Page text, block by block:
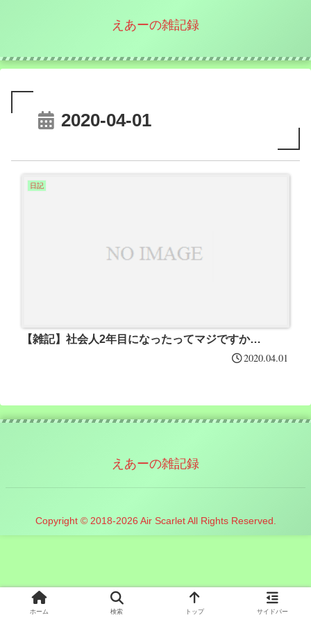
えあーの雑記録
2020-04-01
日記
【雑記】社会人2年目になったってマジですか…
2020.04.01
えあーの雑記録
Copyright © 2018-2026 Air Scarlet All Rights Reserved.
ホーム 検索 トップ サイドバー